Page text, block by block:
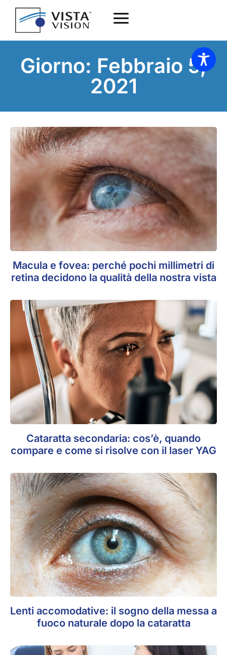
Giorno: Febbraio 5,
2021
Macula e fovea: perché pochi millimetri di
retina decidono la qualità della nostra vista
Cataratta secondaria: cos’è, quando
compare e come si risolve con il laser YAG
Lenti accomodative: il sogno della messa a
fuoco naturale dopo la cataratta